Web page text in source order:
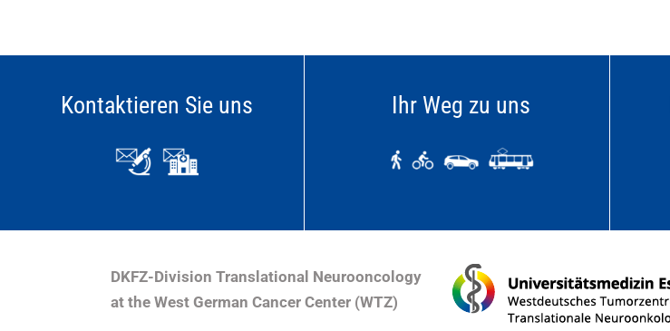
Kontaktieren Sie uns Ihr Weg zu uns
DKFZ-Division Translational Neurooncology
at the West German Cancer Center (WTZ)